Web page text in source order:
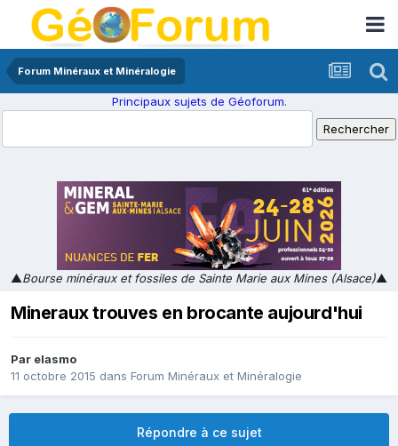
Forum Minéraux et Minéralogie
Principaux sujets de Géoforum.
▲Bourse minéraux et fossiles de Sainte Marie aux Mines (Alsace)▲
Mineraux trouves en brocante aujourd'hui
Par elasmo
11 octobre 2015 dans Forum Minéraux et Minéralogie
Répondre à ce sujet